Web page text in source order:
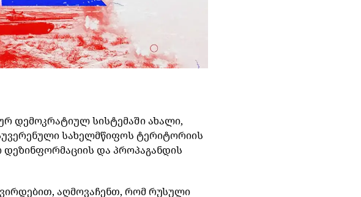
დემოკრატიულ სისტემაში ახალი,
სახელმწიფოს ტერიტორიის
და პროპაგანდის
აღმოვაჩენთ, რომ რუსული